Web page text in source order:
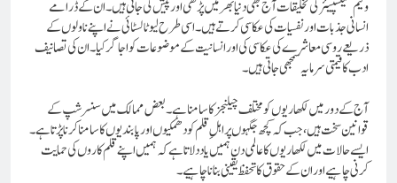
ولیم شیکسپیئر کی تخلیقات آج بھی دنیا بھر میں پڑھی اور پیش کی جاتی ہیں۔ ان کے ڈرامے
انسانی جذبات اور نفسیات کی عکاسی کرتے ہیں۔اسی طرح لیو ٹالسٹائی نے اپنے ناولوں کے
ذریعے روسی معاشرے کی عکاسی کی اور انسانیت کے موضوعات کو اجاگر کیا۔ ان کی تصانیف
ادب کا قیمتی سرمایہ سمجھی جاتی ہیں۔
آج کے دور میں لکھاریوں کو مختلف چیلنجز کا سامنا ہے۔ بعض ممالک میں سنسرشپ کے
قوانین سخت ہیں، جب کہ کچھ جگہوں پر اہلِ قلم کو دھمکیوں اور پابندیوں کا سامنا کرنا پڑتا ہے۔
ایسے حالات میں لکھاریوں کا عالمی دن ہمیں یاد دلاتا ہے کہ ہمیں اپنے قلم کاروں کی حمایت
کرنی چاہیے اور ان کے حقوق کا تحفظ یقینی بنانا چاہیے۔